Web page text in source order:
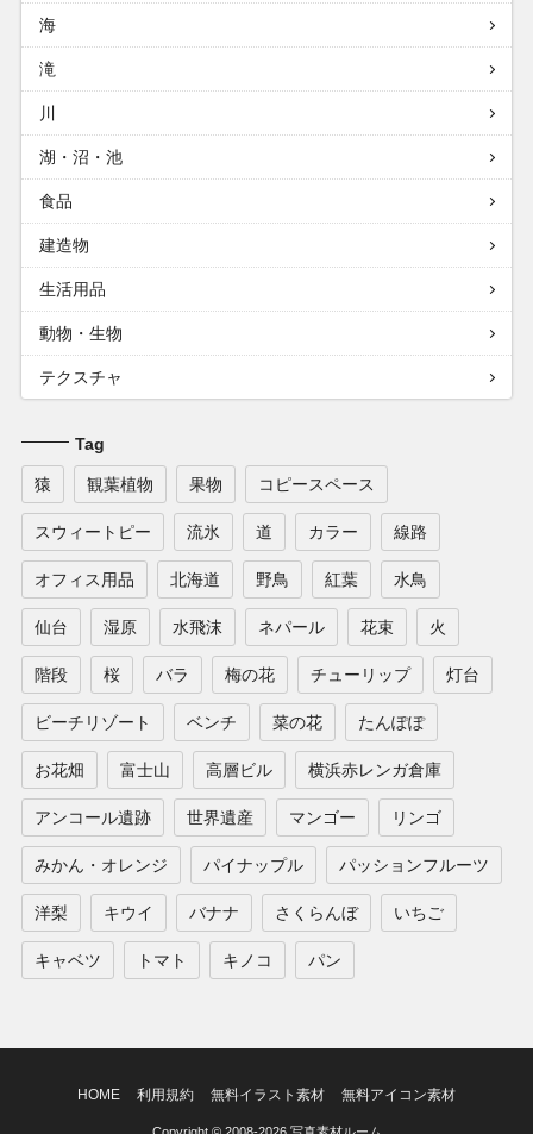
海
滝
川
湖・沼・池
食品
建造物
生活用品
動物・生物
テクスチャ
Tag
猿 観葉植物 果物 コピースペース
スウィートピー 流氷 道 カラー 線路
オフィス用品 北海道 野鳥 紅葉 水鳥
仙台 湿原 水飛沫 ネパール 花束 火
階段 桜 バラ 梅の花 チューリップ 灯台
ビーチリゾート ベンチ 菜の花 たんぽぽ
お花畑 富士山 高層ビル 横浜赤レンガ倉庫
アンコール遺跡 世界遺産 マンゴー リンゴ
みかん・オレンジ パイナップル パッションフルーツ
洋梨 キウイ バナナ さくらんぼ いちご
キャベツ トマト キノコ パン
HOME 利用規約 無料イラスト素材 無料アイコン素材